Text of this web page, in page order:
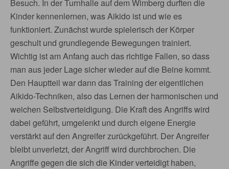
Besuch. In der Turnhalle auf dem Wimberg durften die
Kinder kennenlernen, was Aikido ist und wie es
funktioniert. Zunächst wurde spielerisch der Körper
geschult und grundlegende Bewegungen trainiert.
Wichtig ist am Anfang auch das richtige Fallen, so dass
man aus jeder Lage sicher wieder auf die Beine kommt.
Den Hauptteil war dann das Training der eigentlichen
Aikido-Techniken, also das Lernen der harmonischen und
weichen Selbstverteidigung. Die Kraft des Angriffs wird
dabei geführt, umgelenkt und durch eigene Energie
verstärkt auf den Angreifer zurückgeführt. Der Angreifer
bleibt unverletzt, der Angriff wird durchbrochen. Die
Angriffe gegen die sich die Kinder verteidigt haben,